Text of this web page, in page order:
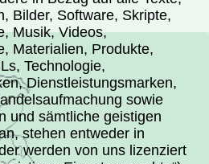
Bilder, Software, Skripte,
Musik, Videos,
Materialien, Produkte,
Technologie,
Dienstleistungsmarken,
sowie
und sämtliche geistigen
stehen entweder in
werden von uns lizenziert